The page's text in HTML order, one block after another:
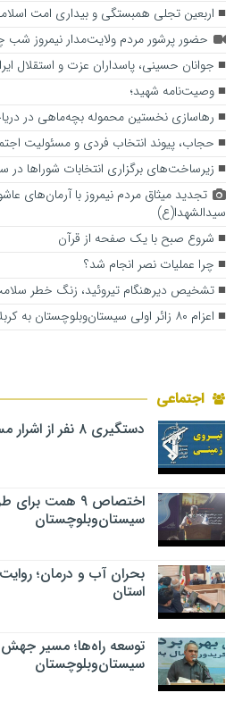
اربعین تجلی همبستگی و بیداری امت
حضور پرشور مردم ولایت‌مدار نیمروز شب
جوانان حسینی، پاسداران عزت و استقلال
وصیت‌نامه شهید؛
رهاسازی نخستین محموله بچه‌ماهی در
حجاب، پیوند انتخاب فردی و مسئولیت
زیرساخت‌های برگزاری انتخابات شوراها در
تجدید میثاق مردم نیمروز با آرمان‌های
سیدالشهدا(ع)
شروع صبح با یک صفحه از قرآن
چرا عملیات نصر انجام شد؟
تشخیص دیرهنگام تیروئید، زنگ خطر
اعزام ۸۰ زائر اولی سیستان‌وبلوچستان به کربلا
اجتماعی
دستگیری ۸ نفر از اشرار مسلح
اختصاص ۹ همت
سیستان‌وبلوچستان
بحران آب و درمان؛
استان
توسعه راه‌ها؛ مسیر
سیستان‌وبلوچستان